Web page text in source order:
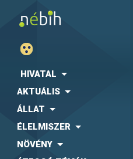
HIVATAL
AKTUÁLIS
ÁLLAT
ÉLELMISZER
NÖVÉNY